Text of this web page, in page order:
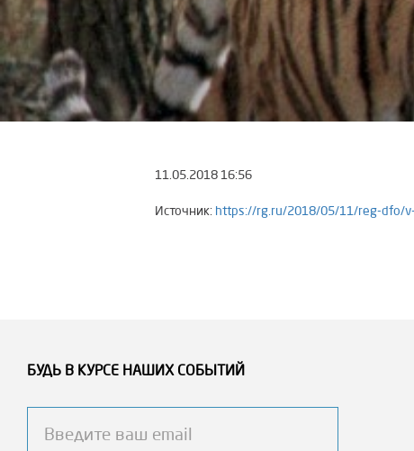
11.05.2018 16:56
Источник: https://rg.ru/2018/05/11/reg-dfo/
БУДЬ В КУРСЕ НАШИХ СОБЫТИЙ